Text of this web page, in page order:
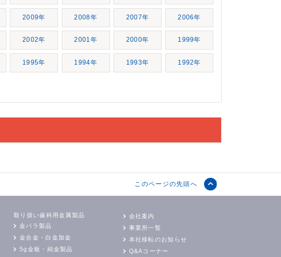
2009年 2008年 2007年 2006年
2002年 2001年 2000年 1999年
1995年 1994年 1993年 1992年
このページの先頭へ
取り扱い歯科用金属製品
金パラ製品
金合金・白金加金
5g金板・純金製品
会社案内
事業所一覧
本社移転のお知らせ
Q&Aコーナー